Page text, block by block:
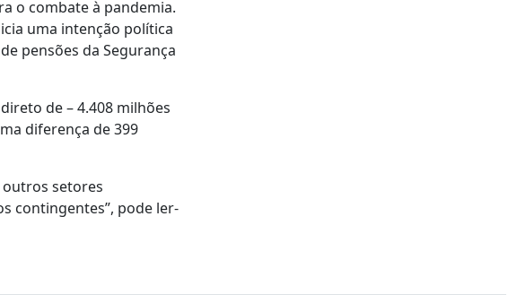
o combate à pandemia.
uma intenção política
pensões da Segurança
de – 4.408 milhões
diferença de 399
outros setores
contingentes”, pode ler-